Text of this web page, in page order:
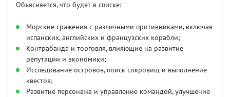
Объясняется, что будет в списке:
Морские сражения с различными противниками, включая
испанских, английских и французских корабли;
Контрабанда и торговля, влияющие на развитие
репутации и экономики;
Исследование островов, поиск сокровищ и выполнение
квестов;
Развитие персонажа и управление командой, улучшение